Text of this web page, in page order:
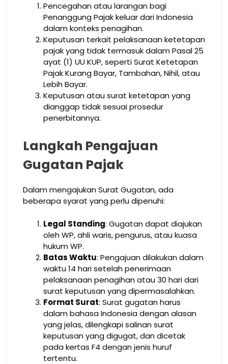
Pencegahan atau larangan bagi
Penanggung Pajak keluar dari Indonesia
dalam konteks penagihan.
Keputusan terkait pelaksanaan ketetapan
pajak yang tidak termasuk dalam Pasal 25
ayat (1) UU KUP, seperti Surat Ketetapan
Pajak Kurang Bayar, Tambahan, Nihil, atau
Lebih Bayar.
Keputusan atau surat ketetapan yang
dianggap tidak sesuai prosedur
penerbitannya.
Langkah Pengajuan
Gugatan Pajak
Dalam mengajukan Surat Gugatan, ada
beberapa syarat yang perlu dipenuhi:
Legal Standing: Gugatan dapat diajukan
oleh WP, ahli waris, pengurus, atau kuasa
hukum WP.
Batas Waktu: Pengajuan dilakukan dalam
waktu 14 hari setelah penerimaan
pelaksanaan penagihan atau 30 hari dari
surat keputusan yang dipermasalahkan.
Format Surat: Surat gugatan harus
dalam bahasa Indonesia dengan alasan
yang jelas, dilengkapi salinan surat
keputusan yang digugat, dan dicetak
pada kertas F4 dengan jenis huruf
tertentu.